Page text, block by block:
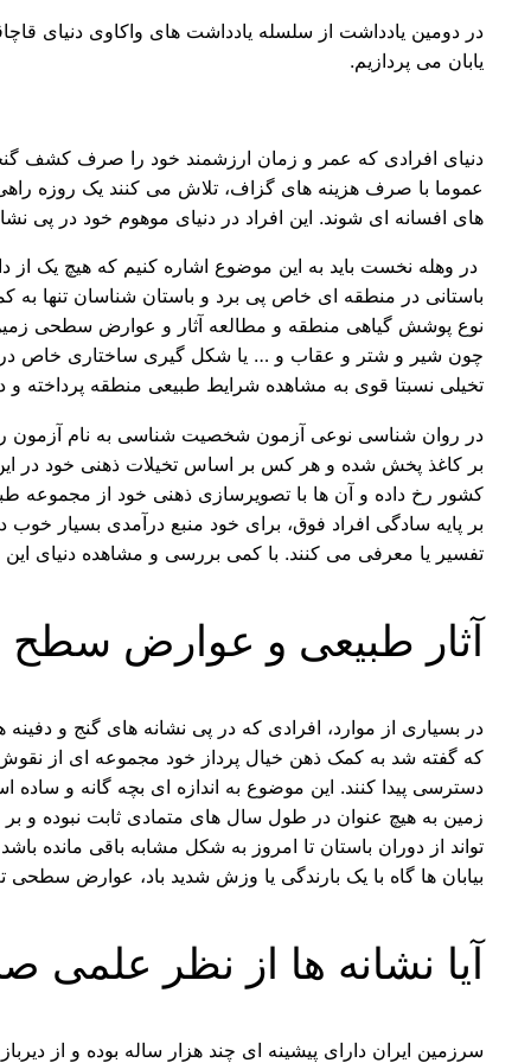
در دومین یادداشت از سلسله یادداشت های واکاوی دنیای
یابان می پردازیم.
دنیای افرادی که عمر و زمان ارزشمند خود را صرف کشف
عموما با صرف هزینه های گزاف، تلاش می کنند یک روزه
های افسانه ای شوند. این افراد در دنیای موهوم خود در پی
در وهله نخست باید به این موضوع اشاره کنیم که هیچ یک از
باستانی در منطقه ای خاص پی برد و باستان شناسان تنها به
نوع پوشش گیاهی منطقه و مطالعه آثار و عوارض سطحی زمین
چون شیر و شتر و عقاب و … یا شکل گیری ساختاری خاص در
تخیلی نسبتا قوی به مشاهده شرایط طبیعی منطقه پرداخته
در روان شناسی نوعی آزمون شخصیت شناسی به نام آزمون
بر کاغذ پخش شده و هر کس بر اساس تخیلات ذهنی خود در
کشور رخ داده و آن ها با تصویرسازی ذهنی خود از مجموعه
بر پایه سادگی افراد فوق، برای خود منبع درآمدی بسیار
تفسیر یا معرفی می کنند. با کمی بررسی و مشاهده دنیای
آثار طبیعی و عوارض سطح
در بسیاری از موارد، افرادی که در پی نشانه های گنج و
که گفته شد به کمک ذهن خیال پرداز خود مجموعه ای از
دسترسی پیدا کنند. این موضوع به اندازه ای بچه گانه و
زمین به هیچ عنوان در طول سال های متمادی ثابت نبوده و
تواند از دوران باستان تا امروز به شکل مشابه باقی مانده
بیابان ها گاه با یک بارندگی یا وزش شدید باد، عوارض
آیا نشانه ها از نظر علمی
سرزمین ایران دارای پیشینه ای چند هزار ساله بوده و از